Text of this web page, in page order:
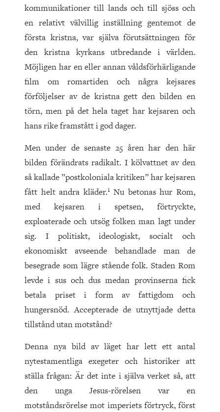
kommunikationer till lands och till sjöss och
en relativt välvillig inställning gentemot de
första kristna, var själva förutsättningen för
den kristna kyrkans utbredande i världen.
Möjligen har en eller annan våldsförhärligande
film om romartiden och några kejsares
förföljelser av de kristna gett den bilden en
törn, men på det hela taget har kejsaren och
hans rike framstått i god dager.
Men under de senaste 25 åren har den här
bilden förändrats radikalt. I kölvattnet av den
så kallade ”postkoloniala kritiken” har kejsaren
fått helt andra kläder.1Nu betonas hur Rom,
med kejsaren i spetsen, förtryckte,
exploaterade och utsög folken man lagt under
sig. I politiskt, ideologiskt, socialt och
ekonomiskt avseende behandlade man de
besegrade som lägre stående folk. Staden Rom
levde i sus och dus medan provinserna fick
betala priset i form av fattigdom och
hungersnöd. Accepterade de utnyttjade detta
tillstånd utan motstånd?
Denna nya bild av läget har lett ett antal
nytestamentliga exegeter och historiker att
ställa frågan: Är det inte i själva verket så, att
den unga Jesus-rörelsen var en
motståndsrörelse mot imperiets förtryck, först